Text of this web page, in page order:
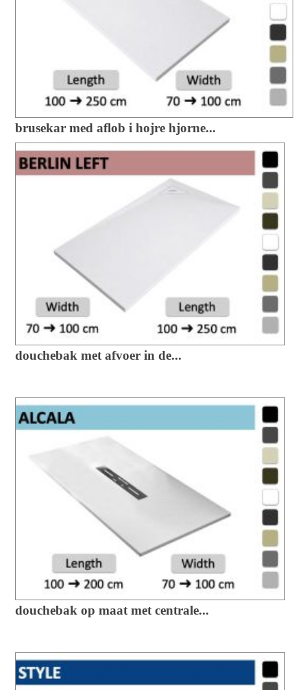
brusekar med aflob i hojre hjorne...
douchebak met afvoer in de...
douchebak op maat met centrale...